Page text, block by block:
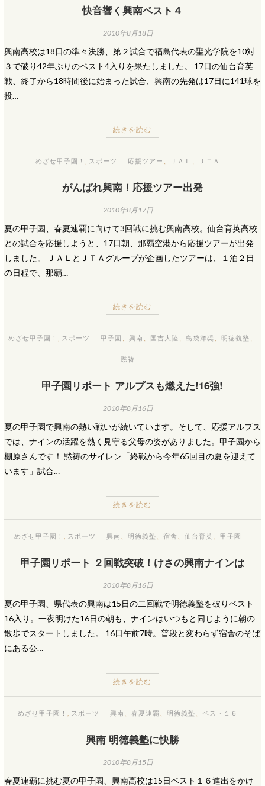
快音響く興南ベスト４
2010年8月18日
興南高校は18日の準々決勝、第２試合で福島代表の聖光学院を10対
３で破り42年ぶりのベスト4入りを果たしました。 17日の仙台育英
戦、終了から18時間後に始まった試合、興南の先発は17日に141球を
投…
続きを読む
めざせ甲子園！ スポーツ 応援ツアー ＪＡＬ ＪＴＡ
がんばれ興南！応援ツアー出発
2010年8月17日
夏の甲子園、春夏連覇に向けて3回戦に挑む興南高校。仙台育英高校
との試合を応援しようと、17日朝、那覇空港から応援ツアーが出発
しました。 ＪＡＬとＪＴＡグループが企画したツアーは、１泊２日
の日程で、那覇…
続きを読む
めざせ甲子園！ スポーツ 甲子園 興南 国吉大陸 島袋洋奨 明徳義塾
黙祷
甲子園リポート アルプスも燃えた!16強!
2010年8月16日
夏の甲子園で興南の熱い戦いが続いています。そして、応援アルプス
では、ナインの活躍を熱く見守る父母の姿がありました。甲子園から
棚原さんです！ 黙祷のサイレン「終戦から今年65回目の夏を迎えて
います」試合…
続きを読む
めざせ甲子園！ スポーツ 興南 、明徳義塾 、宿舎 、仙台育英 、甲子園
甲子園リポート ２回戦突破！けさの興南ナインは
2010年8月16日
夏の甲子園、県代表の興南は15日の二回戦で明徳義塾を破りベスト
16入り。一夜明けた16日の朝も、ナインはいつもと同じように朝の
散歩でスタートしました。 16日午前7時。普段と変わらず宿舎のそば
にある公…
続きを読む
めざせ甲子園！ スポーツ 興南 、春夏連覇 、明徳義塾 、ベスト１６
興南 明徳義塾に快勝
2010年8月15日
春夏連覇に挑む夏の甲子園、興南高校は15日ベスト１６進出をかけ